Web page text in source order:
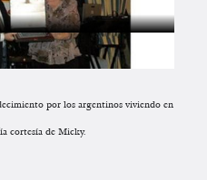
por los argentinos viviendo en
cortesía de Micky.